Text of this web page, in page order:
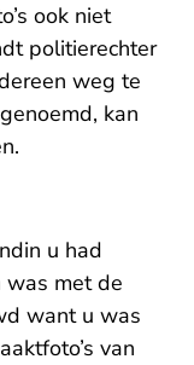
ook niet
politierechter
weg te
kan
u had
met de
want u was
van